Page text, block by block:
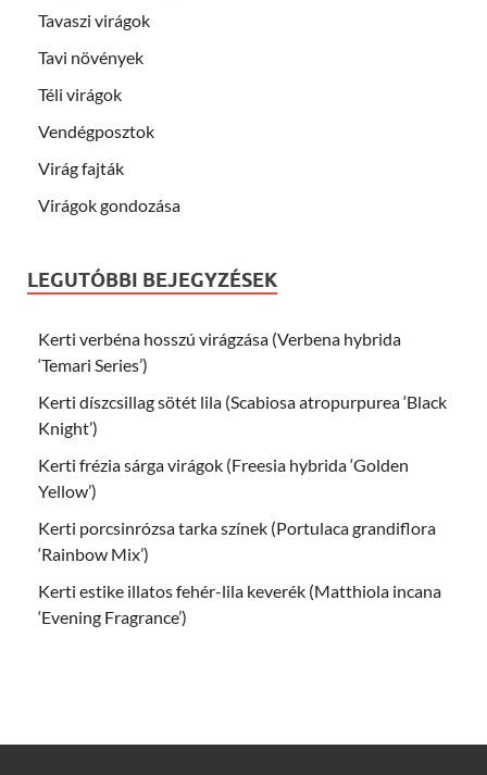
Tavaszi virágok
Tavi növények
Téli virágok
Vendégposztok
Virág fajták
Virágok gondozása
LEGUTÓBBI BEJEGYZÉSEK
Kerti verbéna hosszú virágzása (Verbena hybrida
‘Temari Series’)
Kerti díszcsillag sötét lila (Scabiosa atropurpurea ‘Black
Knight’)
Kerti frézia sárga virágok (Freesia hybrida ‘Golden
Yellow’)
Kerti porcsinrózsa tarka színek (Portulaca grandiflora
‘Rainbow Mix’)
Kerti estike illatos fehér-lila keverék (Matthiola incana
‘Evening Fragrance’)